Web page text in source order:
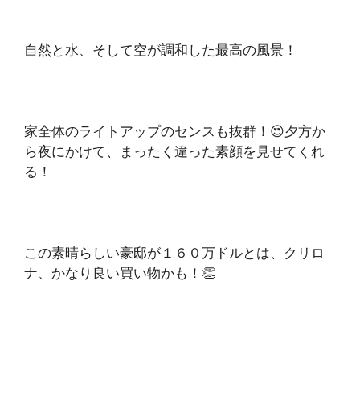
自然と水、そして空が調和した最高の風景！
家全体のライトアップのセンスも抜群！😍夕方か
ら夜にかけて、まったく違った素顔を見せてくれ
る！
この素晴らしい豪邸が１６０万ドルとは、クリロ
ナ、かなり良い買い物かも！👏